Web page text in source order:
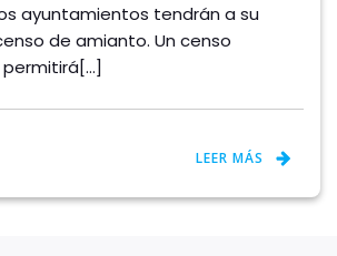
ayuntamientos tendrán a su
de amianto. Un censo
LEER MÁS